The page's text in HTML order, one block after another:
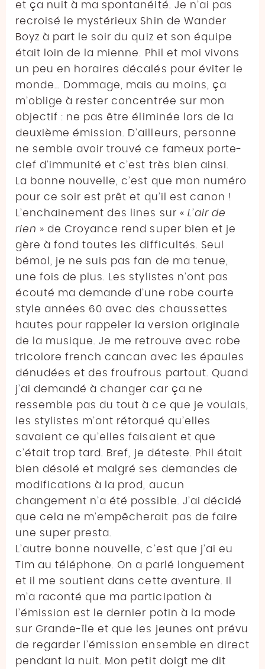
et ça nuit à ma spontanéité. Je n’ai pas
recroisé le mystérieux Shin de Wander
Boyz à part le soir du quiz et son équipe
était loin de la mienne. Phil et moi vivons
un peu en horaires décalés pour éviter le
monde… Dommage, mais au moins, ça
m’oblige à rester concentrée sur mon
objectif : ne pas être éliminée lors de la
deuxième émission. D’ailleurs, personne
ne semble avoir trouvé ce fameux porte-
clef d’immunité et c’est très bien ainsi.
La bonne nouvelle, c’est que mon numéro
pour ce soir est prêt et qu’il est canon !
L’enchainement des lines sur « L’air de
rien » de Croyance rend super bien et je
gère à fond toutes les difficultés. Seul
bémol, je ne suis pas fan de ma tenue,
une fois de plus. Les stylistes n’ont pas
écouté ma demande d’une robe courte
style années 60 avec des chaussettes
hautes pour rappeler la version originale
de la musique. Je me retrouve avec robe
tricolore french cancan avec les épaules
dénudées et des froufrous partout. Quand
j’ai demandé à changer car ça ne
ressemble pas du tout à ce que je voulais,
les stylistes m’ont rétorqué qu’elles
savaient ce qu’elles faisaient et que
c’était trop tard. Bref, je déteste. Phil était
bien désolé et malgré ses demandes de
modifications à la prod, aucun
changement n’a été possible. J’ai décidé
que cela ne m’empêcherait pas de faire
une super presta.
L’autre bonne nouvelle, c’est que j’ai eu
Tim au téléphone. On a parlé longuement
et il me soutient dans cette aventure. Il
m’a raconté que ma participation à
l’émission est le dernier potin à la mode
sur Grande-île et que les jeunes ont prévu
de regarder l’émission ensemble en direct
pendant la nuit. Mon petit doigt me dit